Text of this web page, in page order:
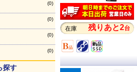
(0)
(0)
(0)
(0)
探す
在庫 残りあと2台